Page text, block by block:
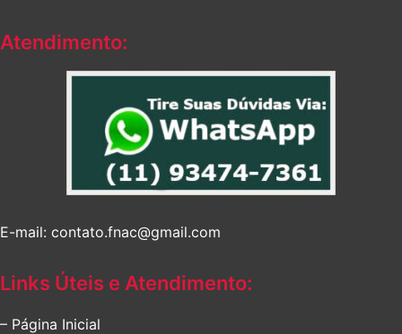
Atendimento:
E-mail: contato.fnac@gmail.com
Links Úteis e Atendimento:
– Página Inicial